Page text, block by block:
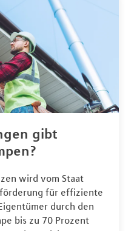
gibt
wird vom Staat
für effiziente
durch den
bis zu 70 Prozent